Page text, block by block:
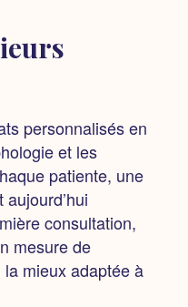
personnalisés en
et les
patiente, une
consultation,
mesure de
mieux adaptée à